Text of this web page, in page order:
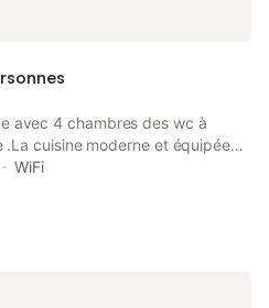
avec 4 chambres des wc à
cuisine moderne et équipée
par2 baies vitrée sur la
WiFi